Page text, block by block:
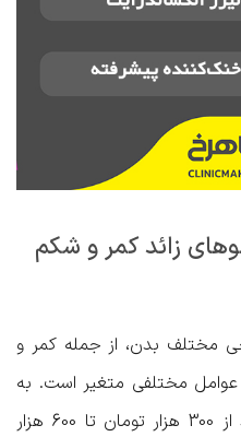
زائد کمر و شکم
مختلف بدن، از جمله کمر و
مختلفی متغیر است. به
طور کلی، این قیمت‌ها می‌توانند از 300 هزار تومان تا 600 هزار